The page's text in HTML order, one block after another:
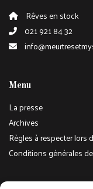
Rêves en stock
021 921 84 32
Menu
La presse
Archives
Règles à respecter lors
Conditions générales